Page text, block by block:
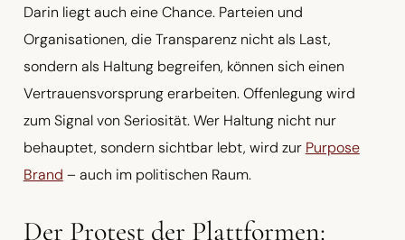
Darin liegt auch eine Chance. Parteien und
Organisationen, die Transparenz nicht als Last,
sondern als Haltung begreifen, können sich einen
Vertrauensvorsprung erarbeiten. Offenlegung wird
zum Signal von Seriosität. Wer Haltung nicht nur
behauptet, sondern sichtbar lebt, wird zur Purpose
Brand – auch im politischen Raum.
Der Protest der Plattformen: